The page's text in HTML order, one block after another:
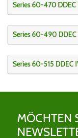
Series 60-470 DDEC
Series 60-490 DDEC
Series 60-515 DDEC
MÖCHTEN